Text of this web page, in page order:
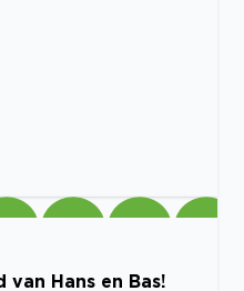
van Hans en Bas!